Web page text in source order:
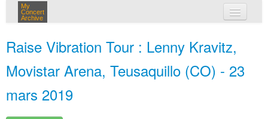
My
Concert
Archive
Raise Vibration Tour : Lenny Kravitz,
Movistar Arena, Teusaquillo (CO) - 23
mars 2019